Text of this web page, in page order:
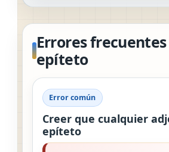
Errores frecuentes
epíteto
Error común
Creer que cualquier
epíteto